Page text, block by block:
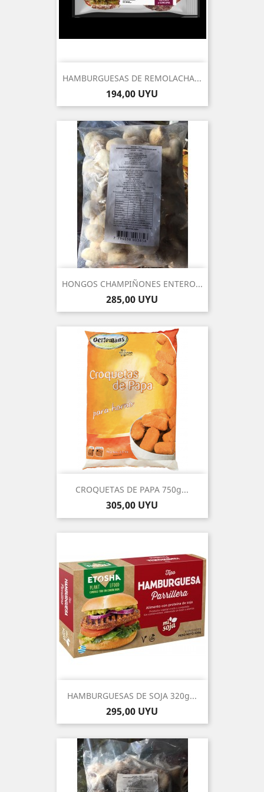
HAMBURGUESAS DE REMOLACHA...
Precio
194,00 UYU
HONGOS CHAMPIÑONES ENTERO...
Precio
285,00 UYU
CROQUETAS DE PAPA 750g...
Precio
305,00 UYU
HAMBURGUESAS DE SOJA 320g...
Precio
295,00 UYU